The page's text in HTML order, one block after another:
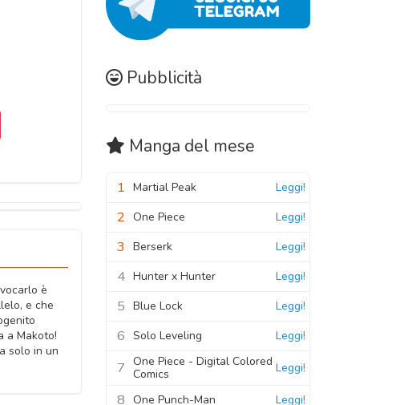
è
e che
a Makoto!
solo in un
Pubblicità
Manga del mese
1 Martial Peak Leggi!
2 One Piece Leggi!
3 Berserk Leggi!
4 Hunter x Hunter Leggi!
5 Blue Lock Leggi!
6 Solo Leveling Leggi!
7 One Piece - Digital Colored
Comics
Leggi!
8 One Punch-Man Leggi!